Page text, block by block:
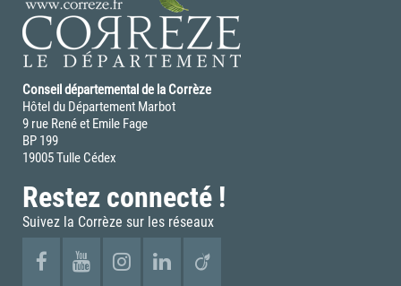
Conseil départemental de la Corrèze
Hôtel du Département Marbot
9 rue René et Emile Fage
BP 199
19005 Tulle Cédex
Restez connecté !
Suivez la Corrèze sur les réseaux